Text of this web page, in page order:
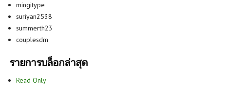
mingitype
suriyan2538
summerth23
couplesdm
รายการบล็อกล่าสุด
Read Only